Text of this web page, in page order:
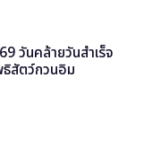
วันคล้ายวันสำเร็จ
สัตว์กวนอิม